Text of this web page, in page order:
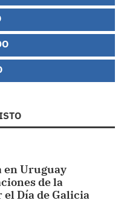
en Uruguay
de la
Día de Galicia